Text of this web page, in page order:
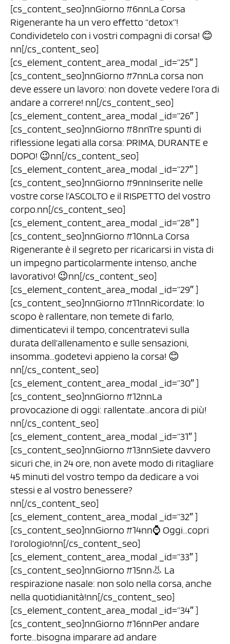
[cs_content_seo]nnGiorno #6nnLa Corsa
Rigenerante ha un vero effetto “detox”!
Condividetelo con i vostri compagni di corsa! 😊
nn[/cs_content_seo]
[cs_element_content_area_modal _id=”25″ ]
[cs_content_seo]nnGiorno #7nnLa corsa non
deve essere un lavoro: non dovete vedere l’ora di
andare a correre! nn[/cs_content_seo]
[cs_element_content_area_modal _id=”26″ ]
[cs_content_seo]nnGiorno #8nnTre spunti di
riflessione legati alla corsa: PRIMA, DURANTE e
DOPO! 😉nn[/cs_content_seo]
[cs_element_content_area_modal _id=”27″ ]
[cs_content_seo]nnGiorno #9nnInserite nelle
vostre corse l’ASCOLTO e il RISPETTO del vostro
corpo.nn[/cs_content_seo]
[cs_element_content_area_modal _id=”28″ ]
[cs_content_seo]nnGiorno #10nnLa Corsa
Rigenerante è il segreto per ricaricarsi in vista di
un impegno particolarmente intenso, anche
lavorativo! 😉nn[/cs_content_seo]
[cs_element_content_area_modal _id=”29″ ]
[cs_content_seo]nnGiorno #11nnRicordate: lo
scopo è rallentare, non temete di farlo,
dimenticatevi il tempo, concentratevi sulla
durata dell’allenamento e sulle sensazioni,
insomma…godetevi appieno la corsa! 😊
nn[/cs_content_seo]
[cs_element_content_area_modal _id=”30″ ]
[cs_content_seo]nnGiorno #12nnLa
provocazione di oggi: rallentate…ancora di più!
nn[/cs_content_seo]
[cs_element_content_area_modal _id=”31″ ]
[cs_content_seo]nnGiorno #13nnSiete davvero
sicuri che, in 24 ore, non avete modo di ritagliare
45 minuti del vostro tempo da dedicare a voi
stessi e al vostro benessere?
nn[/cs_content_seo]
[cs_element_content_area_modal _id=”32″ ]
[cs_content_seo]nnGiorno #14nn⌚️ Oggi…copri
l’orologio!nn[/cs_content_seo]
[cs_element_content_area_modal _id=”33″ ]
[cs_content_seo]nnGiorno #15nn👃 La
respirazione nasale: non solo nella corsa, anche
nella quotidianità!nn[/cs_content_seo]
[cs_element_content_area_modal _id=”34″ ]
[cs_content_seo]nnGiorno #16nnPer andare
forte…bisogna imparare ad andare